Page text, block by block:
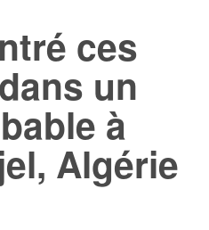
ces
un
à
Algérie